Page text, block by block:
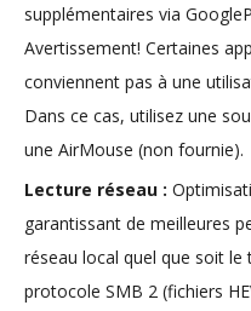
supplémentaires via
Avertissement! Certaines
conviennent pas à une
Dans ce cas, utilisez une
une AirMouse (non fournie).
Lecture réseau :
garantissant de meilleures
réseau local quel que soit le
protocole SMB 2 (fichiers